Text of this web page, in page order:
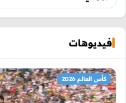
فيديوهات
كأس العالم 2026